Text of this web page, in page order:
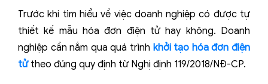
Trước khi tìm hiểu về việc doanh nghiệp có được tự
thiết kế mẫu hóa đơn điện tử hay không. Doanh
nghiệp cần nắm qua quá trình khởi tạo hóa đơn điện
tửtheo đúng quy định từ Nghị định 119/2018/NĐ-CP.